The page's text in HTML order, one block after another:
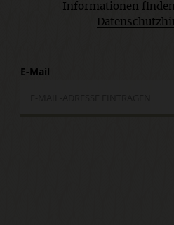
Informationen
E-Mail